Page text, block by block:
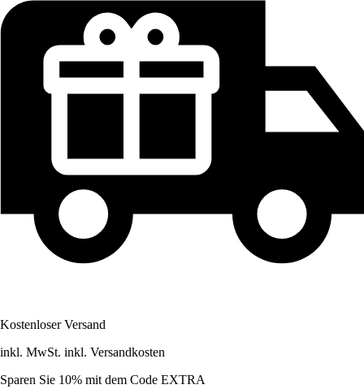
Kostenloser Versand
inkl. MwSt. inkl. Versandkosten
Sparen Sie 10% mit dem Code EXTRA